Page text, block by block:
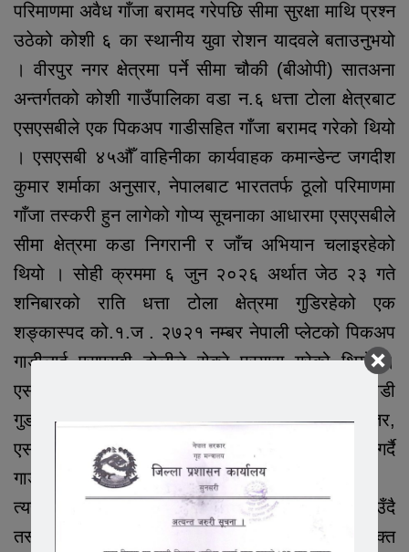
परिमाणमा अवैध गाँजा बरामद गरेपछि सीमा सुरक्षा माथि प्रश्न
उठेको कोशी ६ का स्थानीय युवा रोशन यादवले बताउनुभयो
। वीरपुर नगर क्षेत्रमा पर्ने सीमा चौकी (बीओपी) सातअना
अन्तर्गतको कोशी गाउँपालिका वडा न.६ धत्ता टोला क्षेत्रबाट
एसएसबीले एक पिकअप गाडीसहित गाँजा बरामद गरेको थियो
। एसएसबी ४५औँ वाहिनीका कार्यवाहक कमान्डेन्ट जगदीश
कुमार शर्माका अनुसार, नेपालबाट भारततर्फ ठूलो परिमाणमा
गाँजा तस्करी हुन लागेको गोप्य सूचनाका आधारमा एसएसबीले
सीमा क्षेत्रमा कडा निगरानी र जाँच अभियान चलाइरहेको
थियो । सोही क्रममा ६ जुन २०२६ अर्थात जेठ २३ गते
शनिबारको राति धत्ता टोला क्षेत्रमा गुडिरहेको एक
शङ्कास्पद को.१.ज . २७२१ नम्बर नेपाली प्लेटको पिकअप
गाडीलाई एसएसबी टोलीले रोक्ने प्रयास गरेको थियो ।
एसएसबी टोलीलाई देखेपछि चालकले तीव्र गतिमा गाडी
गुडाउँदै सुरक्षाकर्मीहरूलाई किच्ने प्रयास गरेका थिए । तर,
एसएसबीका जवानहरूले चलाखीपूर्ण ढङ्गले प्रतिकार गर्दै
गाडीलाई नियन्त्रणमा लिए ।
त्यस समयमा भइरहेको ठूलो वर्षा र अँध्यारोको फाइदा उठाउँदै
तस्कर र गाडीका चालक भने फरार हुन सफल भए । उक्त